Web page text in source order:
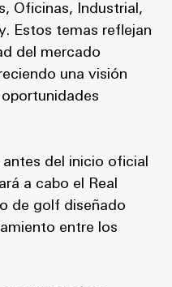
Oficinas, Industrial,
Estos temas reflejan
del mercado
una visión
del inicio oficial
a cabo el Real
de golf diseñado
entre los